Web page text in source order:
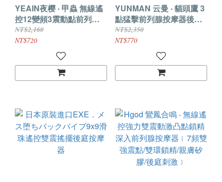
YEAIN夜樱 ‧ 甲蟲 無線遙
控12變頻3震動點前列腺
後庭按摩器 /3點刺激/親膚
矽膠/男女通用
NT$2,160
NT$720
YUNMAN 云曼 ‧ 貓頭鷹 3
點猛擊前列腺按摩器後庭
肛塞﹝無線遙控+3馬達可
獨立操控+10頻震動+親膚
NT$2,350
NT$770